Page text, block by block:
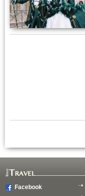
Facebook